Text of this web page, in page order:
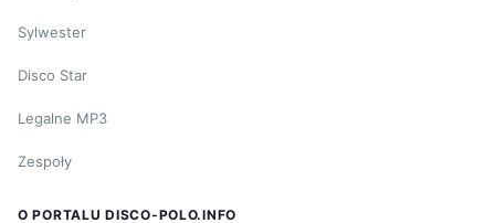
Sylwester
Disco Star
Legalne MP3
Zespoły
O PORTALU DISCO-POLO.INFO